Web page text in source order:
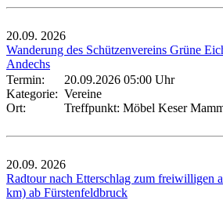
20.09. 2026
Wanderung des Schützenvereins Grüne
Andechs
Termin:
20.09.2026 05:00 Uhr
Kategorie: Vereine
Ort:
Treffpunkt: Möbel Keser
20.09. 2026
Radtour nach Etterschlag zum freiwilligen
km) ab Fürstenfeldbruck